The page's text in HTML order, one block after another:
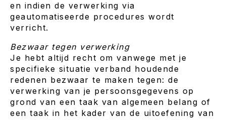
en indien de verwerking via
geautomatiseerde procedures wordt
verricht.
Bezwaar tegen verwerking
Je hebt altijd recht om vanwege met je
specifieke situatie verband houdende
redenen bezwaar te maken tegen: de
verwerking van je persoonsgegevens op
grond van een taak van algemeen belang of
een taak in het kader van de uitoefening van